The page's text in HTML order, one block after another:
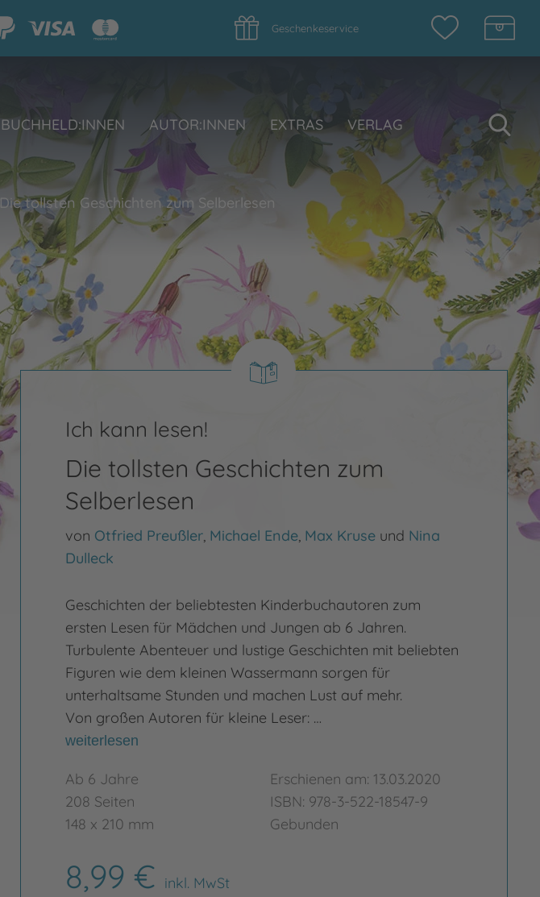
Geschenkeservice
BUCHHELD:INNEN AUTOR:INNEN EXTRAS VERLAG
Die tollsten Geschichten zum Selberlesen
Ich kann lesen!
Die tollsten Geschichten zum
Selberlesen
von Otfried Preußler, Michael Ende, Max Kruseund Nina
Dulleck
Geschichten der beliebtesten Kinderbuchautoren zum
ersten Lesen für Mädchen und Jungen ab 6 Jahren.
Turbulente Abenteuer und lustige Geschichten mit beliebten
Figuren wie dem kleinen Wassermann sorgen für
unterhaltsame Stunden und machen Lust auf mehr.
Von großen Autoren für kleine Leser: …
weiterlesen
Ab 6 Jahre
208 Seiten
148 x 210 mm
Erschienen am: 13.03.2020
ISBN: 978-3-522-18547-9
Gebunden
8,99 € inkl. MwSt